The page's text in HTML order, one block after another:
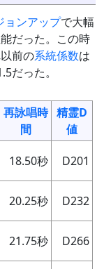
ョンアップで大幅
だった。この時
前の系統係数は
だった。
再詠唱時
間
精霊D
値
18.50秒 D201
20.25秒 D232
21.75秒 D266